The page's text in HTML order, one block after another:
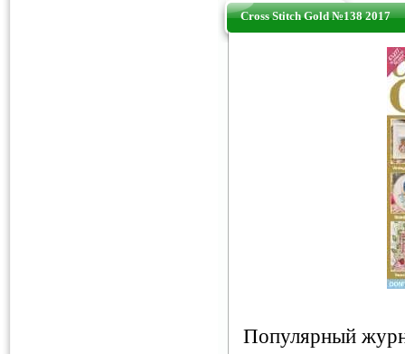
Cross Stitch Gold №138 2017
Популярный